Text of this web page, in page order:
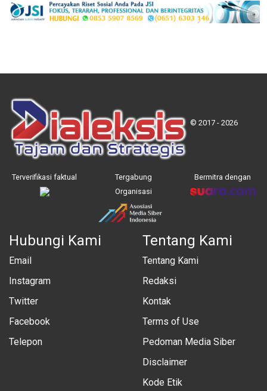
© 2017 - 2026
Terverifikasi faktual
Tergabung
Organisasi
Bermitra dengan
Hubungi Kami
Email
Instagram
Twitter
Facebook
Telepon
Tentang Kami
Tentang Kami
Redaksi
Kontak
Terms of Use
Pedoman Media Siber
Disclaimer
Kode Etik